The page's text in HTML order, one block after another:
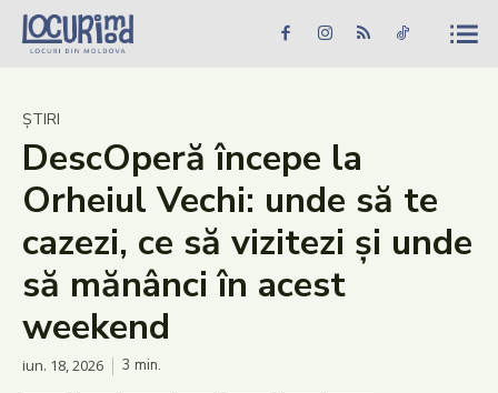
Caută în site... Căutare
Știri
Evenimente
Dezvoltare rurală
Turism
Vinării
Patrimoniu
ȘTIRI
DescOperă începe la
Orheiul Vechi: unde să te
cazezi, ce să vizitezi și unde
să mănânci în acest
weekend
iun. 18, 2026 3 min.